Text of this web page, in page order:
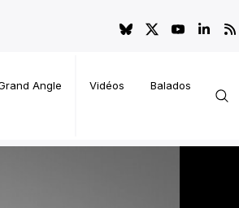
Angle Vidéos Balados